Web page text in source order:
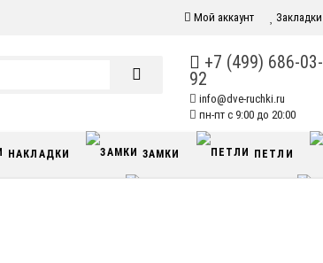
Мой аккаунт Закладки
+7 (499) 686-03-
92
info@dve-ruchki.ru
пн-пт с 9:00 до 20:00
НАКЛАДКИ ЗАМКИ ПЕТЛИ